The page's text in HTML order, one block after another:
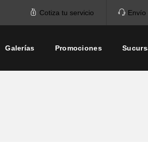
Cotiza tu servicio Envío
Galerías Promociones